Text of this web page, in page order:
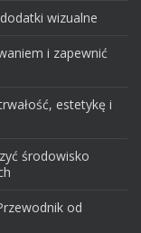
wizualne
i zapewnić
estetykę i
środowisko
od